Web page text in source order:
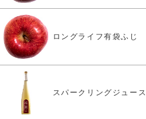
ロングライフ有袋ふじ
スパークリングジュース